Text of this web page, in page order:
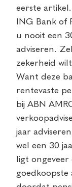
eerste
ING Bank of
u nooit een
adviseren.
zekerheid
Want deze
rentevaste
bij ABN
jaar
wel een 30
ligt